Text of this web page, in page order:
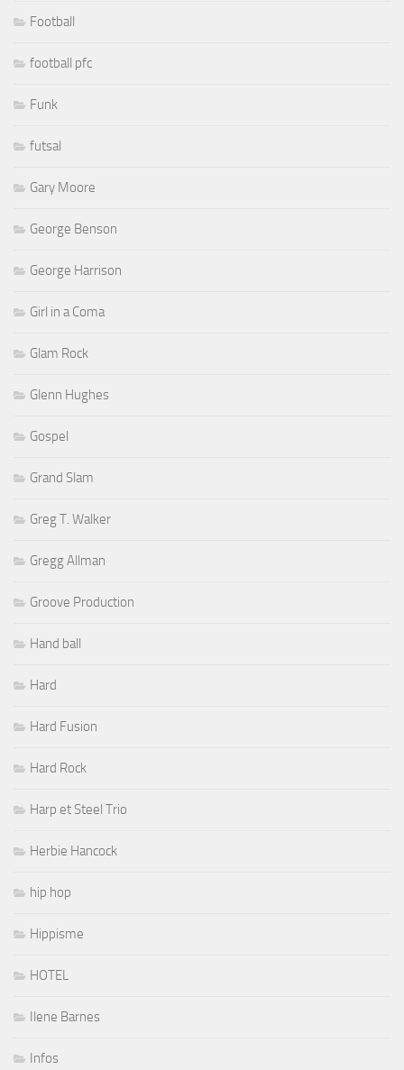
Football
football pfc
Funk
futsal
Gary Moore
George Benson
George Harrison
Girl in a Coma
Glam Rock
Glenn Hughes
Gospel
Grand Slam
Greg T. Walker
Gregg Allman
Groove Production
Hand ball
Hard
Hard Fusion
Hard Rock
Harp et Steel Trio
Herbie Hancock
hip hop
Hippisme
HOTEL
Ilene Barnes
Infos